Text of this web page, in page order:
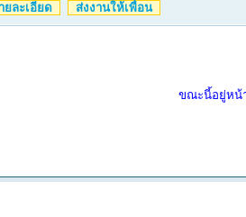
ยละเอียด ส่งงานให้เพื่อน
ขณะนี้อยู่ห